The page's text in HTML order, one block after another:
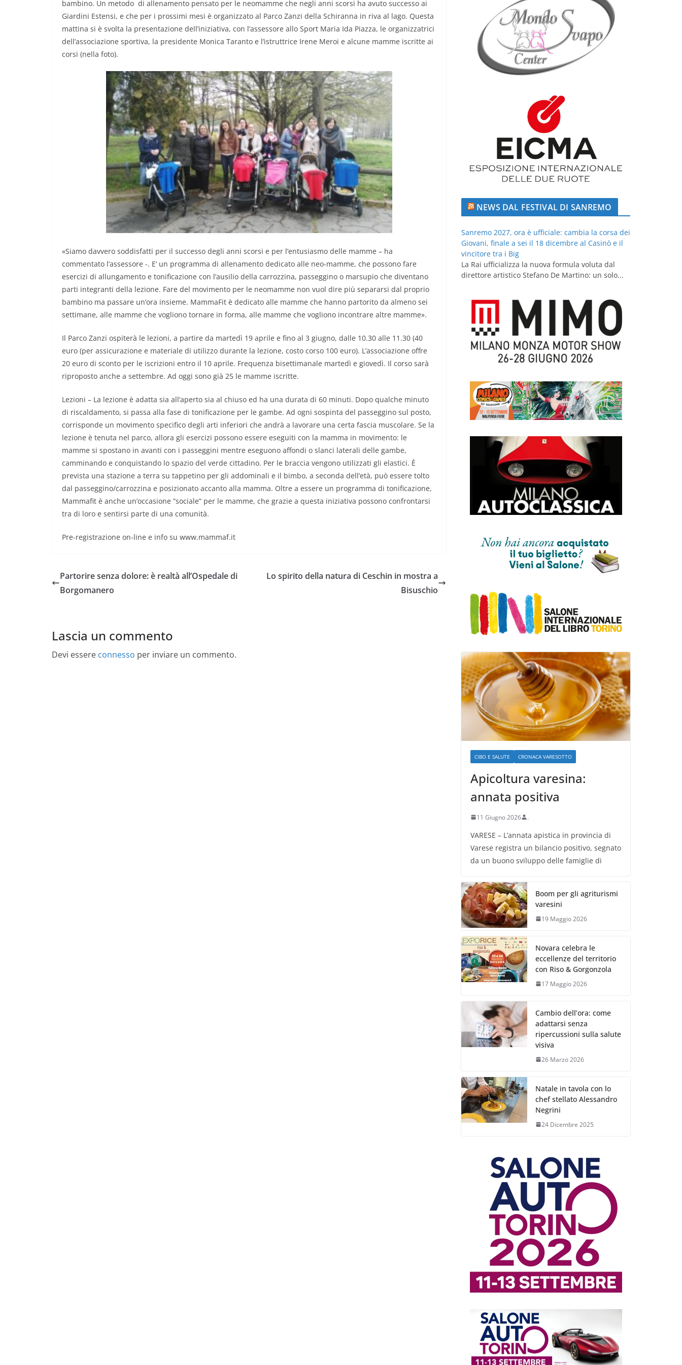
bambino. Un metodo di allenamento pensato per le neomamme che negli anni scorsi ha avuto successo ai
Giardini Estensi, e che per i prossimi mesi è organizzato al Parco Zanzi della Schiranna in riva al lago. Questa
mattina si è svolta la presentazione dell’iniziativa, con l’assessore allo Sport Maria Ida Piazza, le organizzatrici
dell’associazione sportiva, la presidente Monica Taranto e l’istruttrice Irene Meroi e alcune mamme iscritte ai
corsi (nella foto).
«Siamo davvero soddisfatti per il successo degli anni scorsi e per l’entusiasmo delle mamme – ha
commentato l’assessore -. E’ un programma di allenamento dedicato alle neo-mamme, che possono fare
esercizi di allungamento e tonificazione con l’ausilio della carrozzina, passeggino o marsupio che diventano
parti integranti della lezione. Fare del movimento per le neomamme non vuol dire più separarsi dal proprio
bambino ma passare un’ora insieme. MammaFit è dedicato alle mamme che hanno partorito da almeno sei
settimane, alle mamme che vogliono tornare in forma, alle mamme che vogliono incontrare altre mamme».
Il Parco Zanzi ospiterà le lezioni, a partire da martedì 19 aprile e fino al 3 giugno, dalle 10.30 alle 11.30 (40
euro (per assicurazione e materiale di utilizzo durante la lezione, costo corso 100 euro). L’associazione offre
20 euro di sconto per le iscrizioni entro il 10 aprile. Frequenza bisettimanale martedì e giovedì. Il corso sarà
riproposto anche a settembre. Ad oggi sono già 25 le mamme iscritte.
Lezioni – La lezione è adatta sia all’aperto sia al chiuso ed ha una durata di 60 minuti. Dopo qualche minuto
di riscaldamento, si passa alla fase di tonificazione per le gambe. Ad ogni sospinta del passeggino sul posto,
corrisponde un movimento specifico degli arti inferiori che andrà a lavorare una certa fascia muscolare. Se la
lezione è tenuta nel parco, allora gli esercizi possono essere eseguiti con la mamma in movimento: le
mamme si spostano in avanti con i passeggini mentre eseguono affondi o slanci laterali delle gambe,
camminando e conquistando lo spazio del verde cittadino. Per le braccia vengono utilizzati gli elastici. È
prevista una stazione a terra su tappetino per gli addominali e il bimbo, a seconda dell’età, può essere tolto
dal passeggino/carrozzina e posizionato accanto alla mamma. Oltre a essere un programma di tonificazione,
Mammafit è anche un’occasione ”sociale” per le mamme, che grazie a questa iniziativa possono confrontarsi
tra di loro e sentirsi parte di una comunità.
Pre-registrazione on-line e info su www.mammaf.it
Partorire senza dolore: è realtà all’Ospedale di
Borgomanero
Lo spirito della natura di Ceschin in mostra a
Bisuschio
Lascia un commento
Devi essere connesso per inviare un commento.
NEWS DAL FESTIVAL DI SANREMO
Sanremo 2027, ora è ufficiale: cambia la corsa dei
Giovani, finale a sei il 18 dicembre al Casinò e il
vincitore tra i Big
La Rai ufficializza la nuova formula voluta dal
direttore artistico Stefano De Martino: un solo...
CIBO E SALUTE CRONACA VARESOTTO
Apicoltura varesina:
annata positiva
11 Giugno 2026 .
VARESE – L’annata apistica in provincia di
Varese registra un bilancio positivo, segnato
da un buono sviluppo delle famiglie di
Boom per gli agriturismi
varesini
19 Maggio 2026
Novara celebra le
eccellenze del territorio
con Riso & Gorgonzola
17 Maggio 2026
Cambio dell’ora: come
adattarsi senza
ripercussioni sulla salute
visiva
26 Marzo 2026
Natale in tavola con lo
chef stellato Alessandro
Negrini
24 Dicembre 2025